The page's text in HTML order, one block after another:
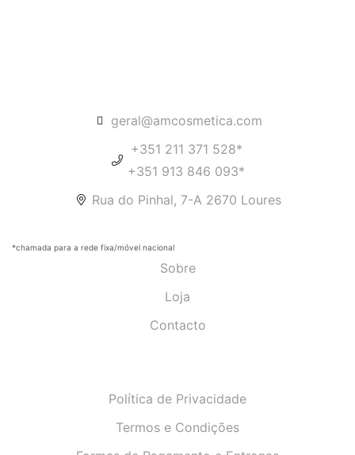
Sobre
Loja
Contacto
Política de Privacidade
Termos e Condições
geral@amcosmetica.com
+351 211 371 528*
+351 913 846 093*
Rua do Pinhal, 7-A 2670 Loures
*chamada para a rede fixa/móvel nacional